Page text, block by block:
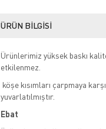
ÜRÜN BILGISI
Ürünlerimiz yüksek baskı
etkilenmez.
köşe kısımları çarpmaya
yuvarlatılmıştır.
Ebat